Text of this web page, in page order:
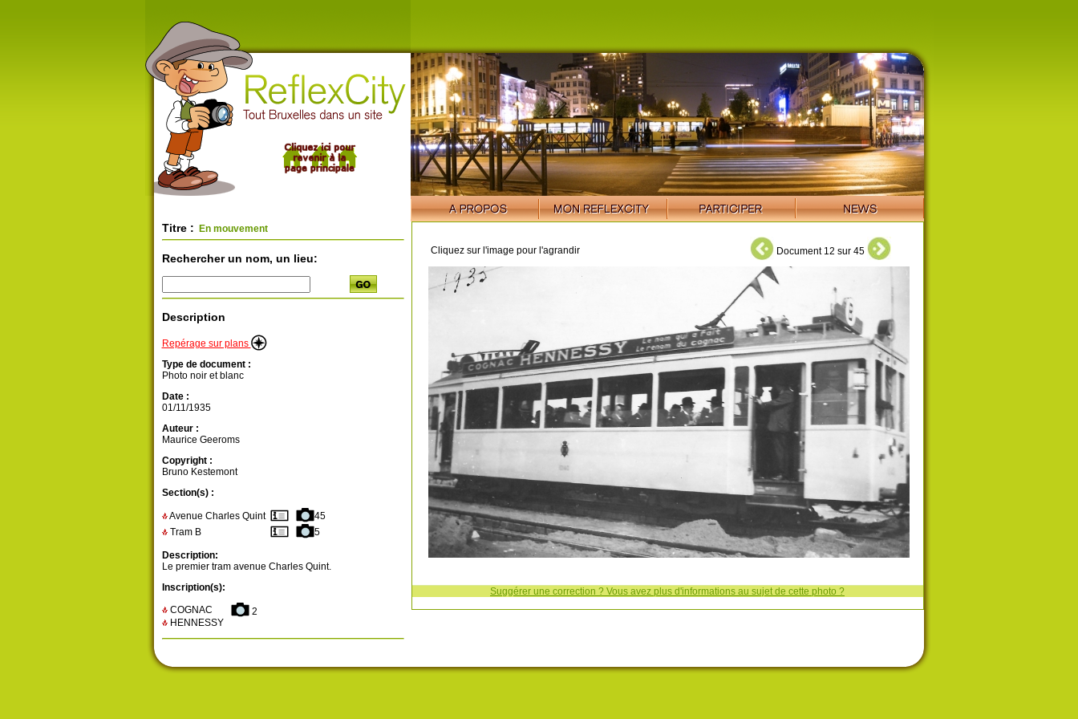
Titre : En mouvement
Rechercher un nom, un lieu:
Description
Repérage sur plans
Type de document :
Photo noir et blanc
Date :
01/11/1935
Auteur :
Maurice Geeroms
Copyright :
Bruno Kestemont
Section(s) :
Avenue Charles Quint
45
Tram B
5
Description:
Le premier tram avenue Charles Quint.
Inscription(s):
COGNAC
2
HENNESSY
Cliquez sur l'image pour l'agrandir Document 12 sur 45
Suggérer une correction ? Vous avez plus d'informations au sujet de cette photo ?